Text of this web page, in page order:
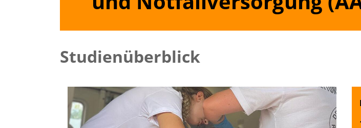
Studienüberblick